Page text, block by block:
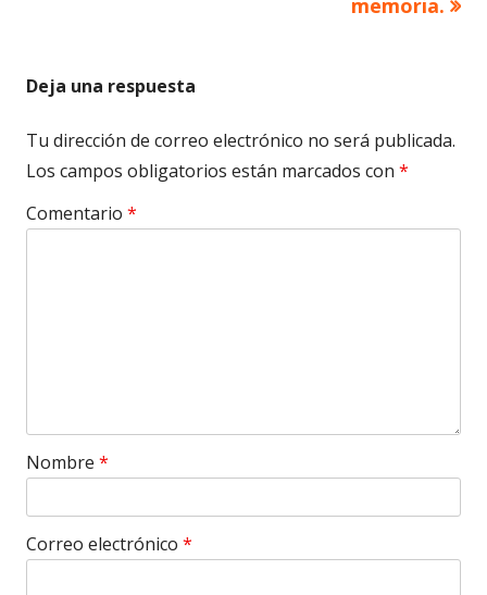
Deja una respuesta
Tu dirección de correo electrónico no será publicada.
Los campos obligatorios están marcados con *
Comentario *
Nombre *
Correo electrónico *